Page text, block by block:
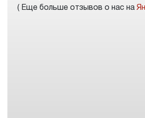
( Еще больше отзывов о нас на